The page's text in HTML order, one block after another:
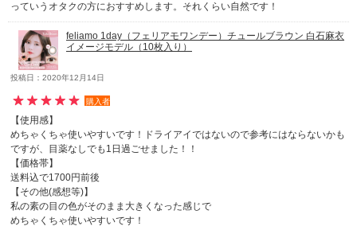
っていうオタクの方におすすめします。それくらい自然です！
feliamo 1day（フェリアモワンデー）チュールブラウン 白石麻衣
イメージモデル（10枚入り）
投稿日：2020年12月14日
購入者
【使用感】
めちゃくちゃ使いやすいです！ドライアイではないので参考にはならないかも
ですが、目薬なしでも1日過ごせました！！
【価格帯】
送料込で1700円前後
【その他(感想等)】
私の素の目の色がそのまま大きくなった感じで
めちゃくちゃ使いやすいです！